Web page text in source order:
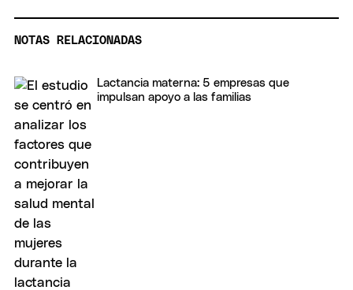
NOTAS RELACIONADAS
Lactancia materna: 5 empresas que
impulsan apoyo a las familias